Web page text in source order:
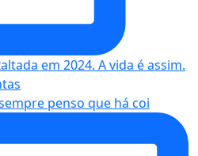
penso que há coi